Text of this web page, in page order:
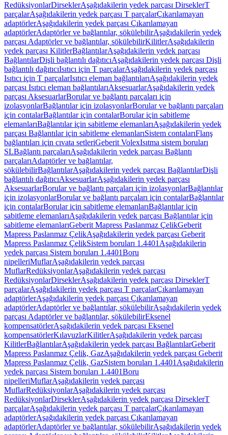
RedüksiyonlarDirseklerAşağıdakilerin yedek parçası DirseklerT
parçalarAşağıdakilerin yedek parçası T parçalarÇıkarılamayan
adaptörlerAşağıdakilerin yedek parçası Çıkarılamayan
adaptörlerAdaptörler ve bağlantılar, sökülebilirAşağıdakilerin yedek
parçası Adaptörler ve bağlantılar, sökülebilirKilitlerAşağıdakilerin
yedek parçası KilitlerBağlantılarAşağıdakilerin yedek parçası
BağlantılarDişli bağlantılı dağıtıcıAşağıdakilerin yedek parçası Dişli
bağlantılı dağıtıcıIsıtıcı için T parçalarAşağıdakilerin yedek parçası
Isıtıcı için T parçalarIsıtıcı eleman bağlantılarıAşağıdakilerin yedek
parçası Isıtıcı eleman bağlantılarıAksesuarlarAşağıdakilerin yedek
parçası AksesuarlarBorular ve bağlantı parçaları için
izolasyonlarBağlantılar için izolasyonlarBorular ve bağlantı parçaları
için contalarBağlantılar için contalarBorular için sabitleme
elemanlarıBağlantılar için sabitleme elemanlarıAşağıdakilerin yedek
parçası Bağlantılar için sabitleme elemanlarıSistem contalarıFlanş
bağlantıları için cıvata setleriGeberit VolexIsıtma sistem boruları
SLBağlantı parçalarıAşağıdakilerin yedek parçası Bağlantı
parçalarıAdaptörler ve bağlantılar,
sökülebilirBağlantılarAşağıdakilerin yedek parçası BağlantılarDişli
bağlantılı dağıtıcıAksesuarlarAşağıdakilerin yedek parçası
AksesuarlarBorular ve bağlantı parçaları için izolasyonlarBağlantılar
için izolasyonlarBorular ve bağlantı parçaları için contalarBağlantılar
için contalarBorular için sabitleme elemanlarıBağlantılar için
sabitleme elemanlarıAşağıdakilerin yedek parçası Bağlantılar için
sabitleme elemanlarıGeberit Mapress Paslanmaz ÇelikGeberit
Mapress Paslanmaz ÇelikAşağıdakilerin yedek parçası Geberit
Mapress Paslanmaz ÇelikSistem boruları 1.4401 Aşağıdakilerin
yedek parçası Sistem boruları 1.4401Boru
nipelleriMuflarAşağıdakilerin yedek parçası
MuflarRedüksiyonlarAşağıdakilerin yedek parçası
RedüksiyonlarDirseklerAşağıdakilerin yedek parçası DirseklerT
parçalarAşağıdakilerin yedek parçası T parçalarÇıkarılamayan
adaptörlerAşağıdakilerin yedek parçası Çıkarılamayan
adaptörlerAdaptörler ve bağlantılar, sökülebilirAşağıdakilerin yedek
parçası Adaptörler ve bağlantılar, sökülebilirEksenel
kompensatörlerAşağıdakilerin yedek parçası Eksenel
kompensatörlerKılavuzlarKilitlerAşağıdakilerin yedek parçası
KilitlerBağlantılarAşağıdakilerin yedek parçası BağlantılarGeberit
Mapress Paslanmaz Çelik, GazAşağıdakilerin yedek parçası Geberit
Mapress Paslanmaz Çelik, GazSistem boruları 1.4401 Aşağıdakilerin
yedek parçası Sistem boruları 1.4401Boru
nipelleriMuflarAşağıdakilerin yedek parçası
MuflarRedüksiyonlarAşağıdakilerin yedek parçası
RedüksiyonlarDirseklerAşağıdakilerin yedek parçası DirseklerT
parçalarAşağıdakilerin yedek parçası T parçalarÇıkarılamayan
adaptörlerAşağıdakilerin yedek parçası Çıkarılamayan
adaptörlerAdaptörler ve bağlantılar, sökülebilirAşağıdakilerin yedek